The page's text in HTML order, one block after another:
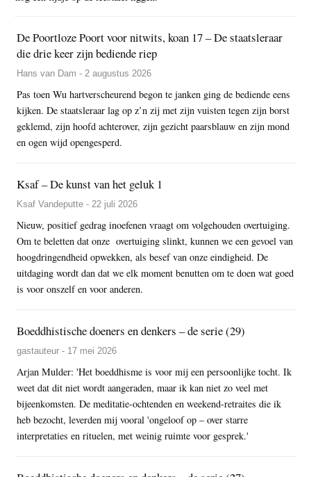
De Poortloze Poort voor nitwits, koan 17 – De staatsleraar
die drie keer zijn bediende riep
Hans van Dam - 2 augustus 2026
Pas toen Wu hartverscheurend begon te janken ging de bediende eens
kijken. De staatsleraar lag op z’n zij met zijn vuisten tegen zijn borst
geklemd, zijn hoofd achterover, zijn gezicht paarsblauw en zijn mond
en ogen wijd opengesperd.
Ksaf – De kunst van het geluk 1
Ksaf Vandeputte - 22 juli 2026
Nieuw, positief gedrag inoefenen vraagt om volgehouden overtuiging.
Om te beletten dat onze overtuiging slinkt, kunnen we een gevoel van
hoogdringendheid opwekken, als besef van onze eindigheid. De
uitdaging wordt dan dat we elk moment benutten om te doen wat goed
is voor onszelf en voor anderen.
Boeddhistische doeners en denkers – de serie (29)
gastauteur - 17 mei 2026
Arjan Mulder: 'Het boeddhisme is voor mij een persoonlijke tocht. Ik
weet dat dit niet wordt aangeraden, maar ik kan niet zo veel met
bijeenkomsten. De meditatie-ochtenden en weekend-retraites die ik
heb bezocht, leverden mij vooral 'ongeloof op – over starre
interpretaties en rituelen, met weinig ruimte voor gesprek.'